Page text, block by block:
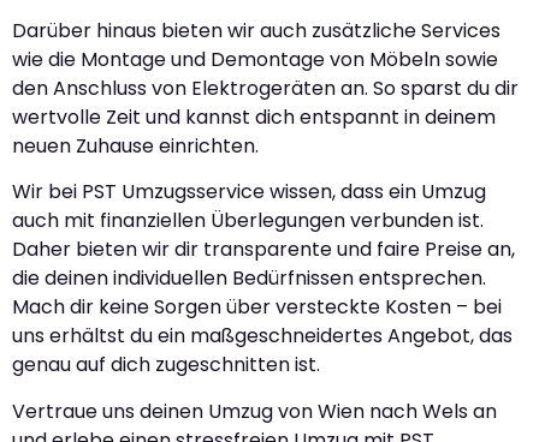
Darüber hinaus bieten wir auch zusätzliche Services
wie die Montage und Demontage von Möbeln sowie
den Anschluss von Elektrogeräten an. So sparst du dir
wertvolle Zeit und kannst dich entspannt in deinem
neuen Zuhause einrichten.
Wir bei PST Umzugsservice wissen, dass ein Umzug
auch mit finanziellen Überlegungen verbunden ist.
Daher bieten wir dir transparente und faire Preise an,
die deinen individuellen Bedürfnissen entsprechen.
Mach dir keine Sorgen über versteckte Kosten – bei
uns erhältst du ein maßgeschneidertes Angebot, das
genau auf dich zugeschnitten ist.
Vertraue uns deinen Umzug von Wien nach Wels an